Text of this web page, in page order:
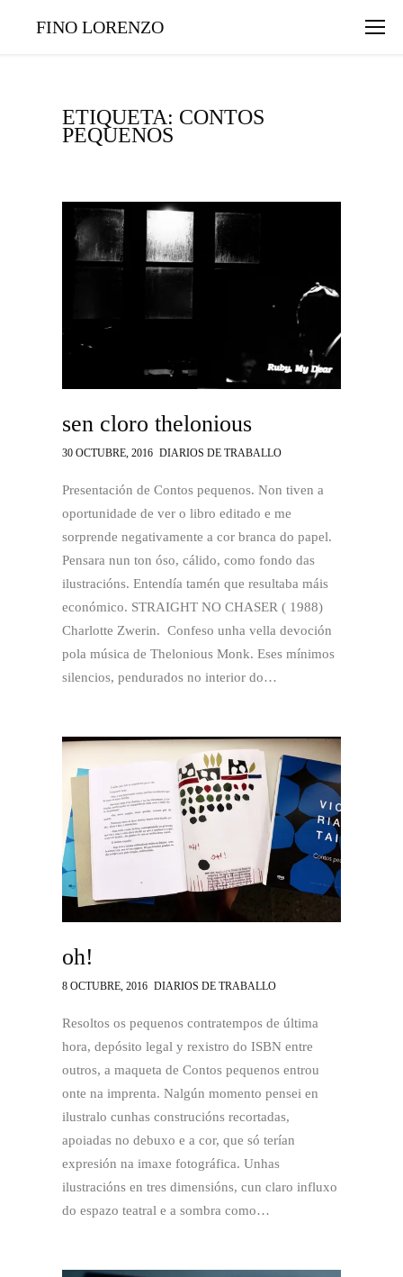
FINO LORENZO
ETIQUETA: CONTOS
PEQUENOS
sen cloro thelonious
30 OCTUBRE, 2016 DIARIOS DE TRABALLO
Presentación de Contos pequenos. Non tiven a
oportunidade de ver o libro editado e me
sorprende negativamente a cor branca do papel.
Pensara nun ton óso, cálido, como fondo das
ilustracións. Entendía tamén que resultaba máis
económico. STRAIGHT NO CHASER ( 1988)
Charlotte Zwerin. Confeso unha vella devoción
pola música de Thelonious Monk. Eses mínimos
silencios, pendurados no interior do…
oh!
8 OCTUBRE, 2016 DIARIOS DE TRABALLO
Resoltos os pequenos contratempos de última
hora, depósito legal y rexistro do ISBN entre
outros, a maqueta de Contos pequenos entrou
onte na imprenta. Nalgún momento pensei en
ilustralo cunhas construcións recortadas,
apoiadas no debuxo e a cor, que só terían
expresión na imaxe fotográfica. Unhas
ilustracións en tres dimensións, cun claro influxo
do espazo teatral e a sombra como…